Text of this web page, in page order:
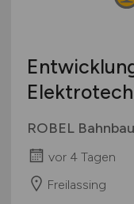
Mecklenburg-
Niedersachsen
Rheinland-Pfalz
Saarland
Sachsen
ROBEL
vor 4 Tagen
Freilassing